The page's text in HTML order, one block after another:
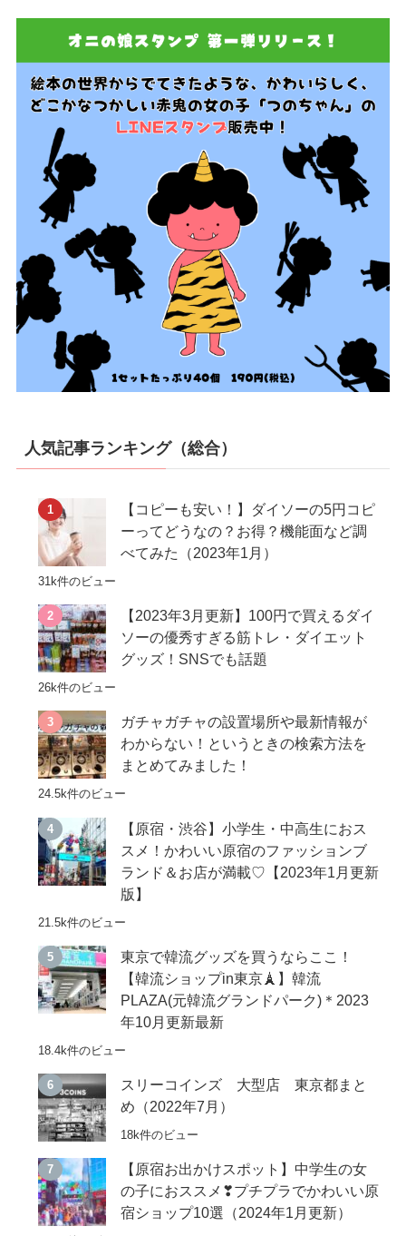
人気記事ランキング（総合）
【コピーも安い！】ダイソーの5円コピ
ーってどうなの？お得？機能面など調
べてみた（2023年1月）
31k件のビュー
【2023年3月更新】100円で買えるダイ
ソーの優秀すぎる筋トレ・ダイエット
グッズ！SNSでも話題
26k件のビュー
ガチャガチャの設置場所や最新情報が
わからない！というときの検索方法を
まとめてみました！
24.5k件のビュー
【原宿・渋谷】小学生・中高生におス
スメ！かわいい原宿のファッションブ
ランド＆お店が満載♡【2023年1月更新
版】
21.5k件のビュー
東京で韓流グッズを買うならここ！
【韓流ショップin東京🗼】韓流
PLAZA(元韓流グランドパーク)＊2023
年10月更新最新
18.4k件のビュー
スリーコインズ 大型店 東京都まと
め（2022年7月）
18k件のビュー
【原宿お出かけスポット】中学生の女
の子におススメ❣プチプラでかわいい原
宿ショップ10選（2024年1月更新）